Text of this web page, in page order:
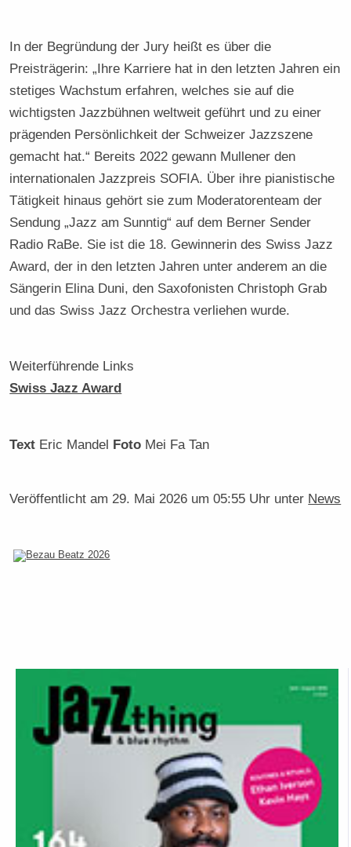
In der Begründung der Jury heißt es über die
Preisträgerin: „Ihre Karriere hat in den letzten Jahren ein
stetiges Wachstum erfahren, welches sie auf die
wichtigsten Jazzbühnen weltweit geführt und zu einer
prägenden Persönlichkeit der Schweizer Jazzszene
gemacht hat.“ Bereits 2022 gewann Mullener den
internationalen Jazzpreis SOFIA. Über ihre pianistische
Tätigkeit hinaus gehört sie zum Moderatorenteam der
Sendung „Jazz am Sunntig“ auf dem Berner Sender
Radio RaBe. Sie ist die 18. Gewinnerin des Swiss Jazz
Award, der in den letzten Jahren unter anderem an die
Sängerin Elina Duni, den Saxofonisten Christoph Grab
und das Swiss Jazz Orchestra verliehen wurde.
Weiterführende Links
Swiss Jazz Award
Text Eric Mandel Foto Mei Fa Tan
Veröffentlicht am 29. Mai 2026 um 05:55 Uhr unter News